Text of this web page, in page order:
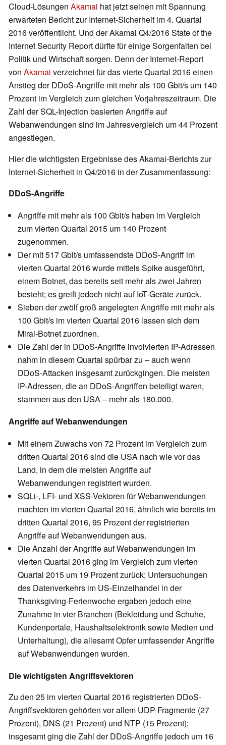
Cloud-Lösungen Akamai hat jetzt seinen mit Spannung
erwarteten Bericht zur Internet-Sicherheit im 4. Quartal
2016 veröffentlicht. Und der Akamai Q4/2016 State of the
Internet Security Report dürfte für einige Sorgenfalten bei
Politik und Wirtschaft sorgen. Denn der Internet-Report
von Akamai verzeichnet für das vierte Quartal 2016 einen
Anstieg der DDoS-Angriffe mit mehr als 100 Gbit/s um 140
Prozent im Vergleich zum gleichen Vorjahreszeitraum. Die
Zahl der SQL-Injection basierten Angriffe auf
Webanwendungen sind im Jahresvergleich um 44 Prozent
angestiegen.
Hier die wichtigsten Ergebnisse des Akamai-Berichts zur
Internet-Sicherheit in Q4/2016 in der Zusammenfassung:
DDoS-Angriffe
Angriffe mit mehr als 100 Gbit/s haben im Vergleich
zum vierten Quartal 2015 um 140 Prozent
zugenommen.
Der mit 517 Gbit/s umfassendste DDoS-Angriff im
vierten Quartal 2016 wurde mittels Spike ausgeführt,
einem Botnet, das bereits seit mehr als zwei Jahren
besteht; es greift jedoch nicht auf IoT-Geräte zurück.
Sieben der zwölf groß angelegten Angriffe mit mehr als
100 Gbit/s im vierten Quartal 2016 lassen sich dem
Mirai-Botnet zuordnen.
Die Zahl der in DDoS-Angriffe involvierten IP-Adressen
nahm in diesem Quartal spürbar zu – auch wenn
DDoS-Attacken insgesamt zurückgingen. Die meisten
IP-Adressen, die an DDoS-Angriffen beteiligt waren,
stammen aus den USA – mehr als 180.000.
Angriffe auf Webanwendungen
Mit einem Zuwachs von 72 Prozent im Vergleich zum
dritten Quartal 2016 sind die USA nach wie vor das
Land, in dem die meisten Angriffe auf
Webanwendungen registriert wurden.
SQLi-, LFI- und XSS-Vektoren für Webanwendungen
machten im vierten Quartal 2016, ähnlich wie bereits im
dritten Quartal 2016, 95 Prozent der registrierten
Angriffe auf Webanwendungen aus.
Die Anzahl der Angriffe auf Webanwendungen im
vierten Quartal 2016 ging im Vergleich zum vierten
Quartal 2015 um 19 Prozent zurück; Untersuchungen
des Datenverkehrs im US-Einzelhandel in der
Thanksgiving-Ferienwoche ergaben jedoch eine
Zunahme in vier Branchen (Bekleidung und Schuhe,
Kundenportale, Haushaltselektronik sowie Medien und
Unterhaltung), die allesamt Opfer umfassender Angriffe
auf Webanwendungen wurden.
Die wichtigsten Angriffsvektoren
Zu den 25 im vierten Quartal 2016 registrierten DDoS-
Angriffsvektoren gehörten vor allem UDP-Fragmente (27
Prozent), DNS (21 Prozent) und NTP (15 Prozent);
insgesamt ging die Zahl der DDoS-Angriffe jedoch um 16